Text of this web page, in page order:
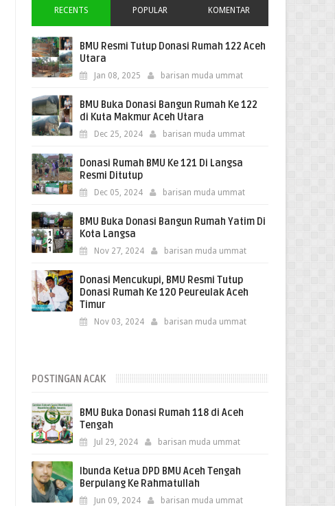
RECENTS POPULAR KOMENTAR
BMU Resmi Tutup Donasi Rumah 122 Aceh
Utara
Jan 08, 2025 barisan muda ummat
BMU Buka Donasi Bangun Rumah Ke 122
di Kuta Makmur Aceh Utara
Dec 25, 2024 barisan muda ummat
Donasi Rumah BMU Ke 121 Di Langsa
Resmi Ditutup
Dec 05, 2024 barisan muda ummat
BMU Buka Donasi Bangun Rumah Yatim Di
Kota Langsa
Nov 27, 2024 barisan muda ummat
Donasi Mencukupi, BMU Resmi Tutup
Donasi Rumah Ke 120 Peureulak Aceh
Timur
Nov 03, 2024 barisan muda ummat
POSTINGAN ACAK
BMU Buka Donasi Rumah 118 di Aceh
Tengah
Jul 29, 2024 barisan muda ummat
Ibunda Ketua DPD BMU Aceh Tengah
Berpulang Ke Rahmatullah
Jun 09, 2024 barisan muda ummat